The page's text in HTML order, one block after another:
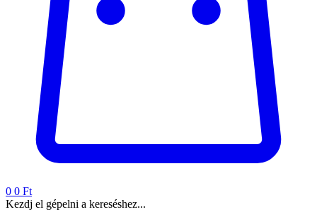
0 0 Ft
Kezdj el gépelni a kereséshez...